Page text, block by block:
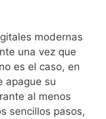
modernas
una vez que
es el caso, en
apague su
al menos
sencillos pasos,